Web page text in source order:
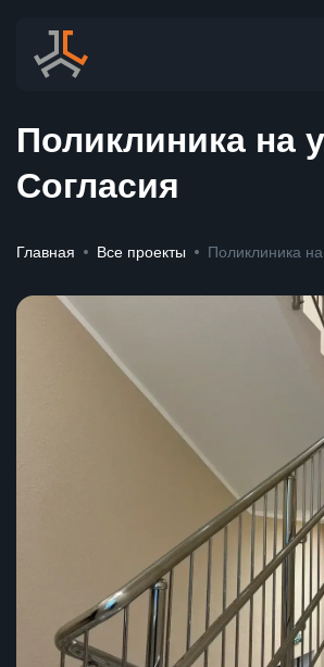
Поликлиника на
Согласия
Главная Все проекты Поликлиника